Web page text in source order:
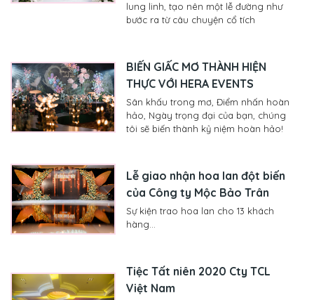
lung linh, tạo nên một lễ đường như
bước ra từ câu chuyện cổ tích
BIẾN GIẤC MƠ THÀNH HIỆN
THỰC VỚI HERA EVENTS
Sân khấu trong mơ, Điểm nhấn hoàn
hảo, Ngày trọng đại của bạn, chúng
tôi sẽ biến thành kỷ niệm hoàn hảo!
Lễ giao nhận hoa lan đột biến
của Công ty Mộc Bảo Trân
Sự kiện trao hoa lan cho 13 khách
hàng...
Tiệc Tất niên 2020 Cty TCL
Việt Nam